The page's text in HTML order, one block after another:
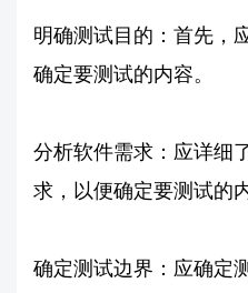
明确测试目的：首先，
确定要测试的内容。
分析软件需求：应详细
求，以便确定要测试的
确定测试边界：应确定